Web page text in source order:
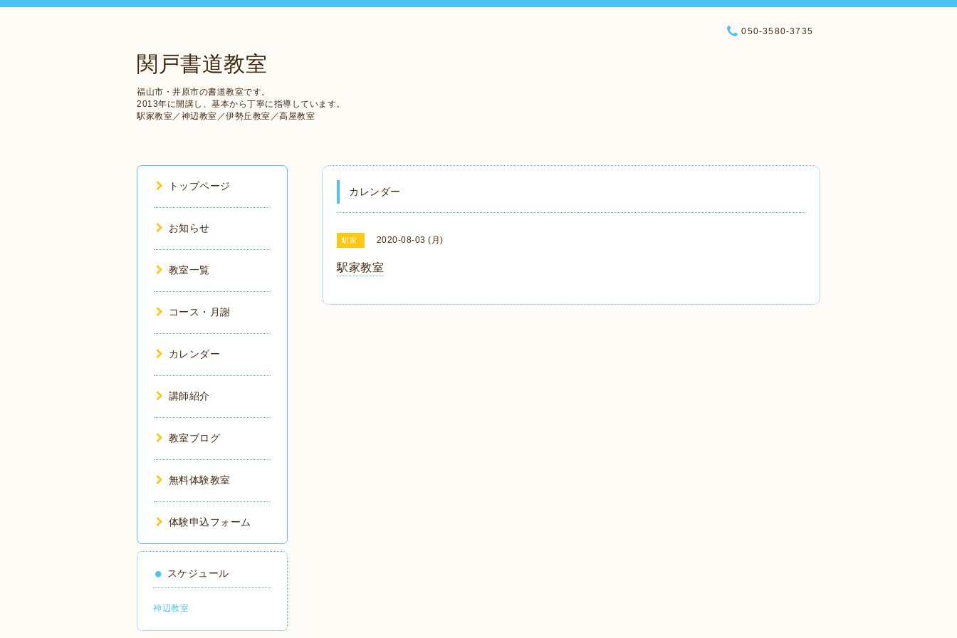
関戸書道教室
福山市・井原市の書道教室です。
2013年に開講し、基本から丁寧に指導しています。
駅家教室／神辺教室／伊勢丘教室／高屋教室
050-3580-3735
カレンダー
駅家 2020-08-03 (月)
駅家教室
トップページ
お知らせ
教室一覧
コース・月謝
カレンダー
講師紹介
教室ブログ
無料体験教室
体験申込フォーム
スケジュール
神辺教室